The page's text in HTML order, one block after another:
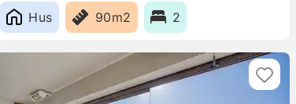
Hus
90m2 2